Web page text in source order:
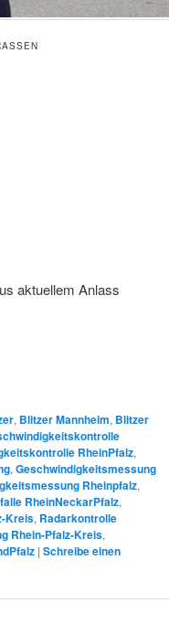
G
aktuellem Anlass
, Blitzer Mannheim, Blitzer
RheinPfalz,
, Geschwindigkeitsmessung
Rheinpfalz,
RheinNeckarPfalz,
Kreis, Radarkontrolle
Rhein-Pfalz-Kreis,
| Schreibe einen